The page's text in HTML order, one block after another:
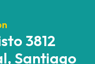
3812
Santiago